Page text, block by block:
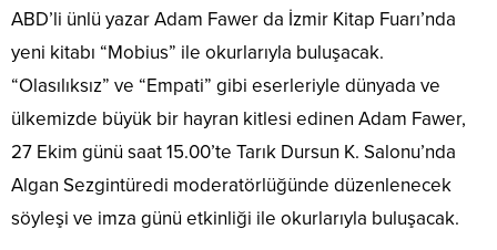
ABD’li ünlü yazar Adam Fawer da İzmir Kitap Fuarı’nda
yeni kitabı “Mobius” ile okurlarıyla buluşacak.
“Olasılıksız” ve “Empati” gibi eserleriyle dünyada ve
ülkemizde büyük bir hayran kitlesi edinen Adam Fawer,
27 Ekim günü saat 15.00’te Tarık Dursun K. Salonu’nda
Algan Sezgintüredi moderatörlüğünde düzenlenecek
söyleşi ve imza günü etkinliği ile okurlarıyla buluşacak.